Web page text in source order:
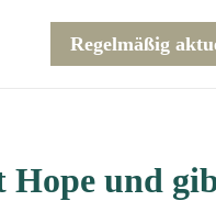
Regelmäßig
und